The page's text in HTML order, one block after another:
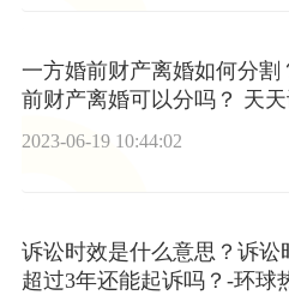
一方婚前财产离婚如何分割
前财产离婚可以分吗？ 天
2023-06-19 10:44:02
诉讼时效是什么意思？诉讼
超过3年还能起诉吗？-环球